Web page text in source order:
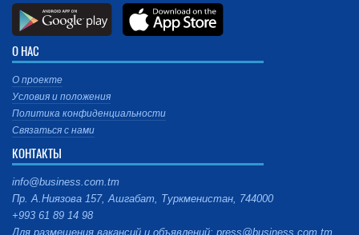
О НАС
О проекте
Условия и положения
Политика конфиденциальности
Связаться с нами
КОНТАКТЫ
info@business.com.tm
Пр. А.Ниязова 157, Ашгабат, Туркменистан, 744000
+993 61 89 14 98
Для размещения вакансий и объявлений: press@business.com.tm